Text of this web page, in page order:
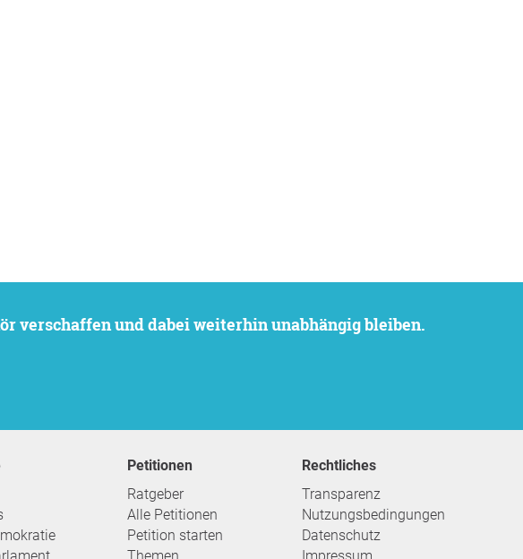
verschaffen und dabei weiterhin unabhängig bleiben.
Petitionen
Ratgeber
Alle Petitionen
Petition starten
Rechtliches
Transparenz
Nutzungsbedingungen
Datenschutz